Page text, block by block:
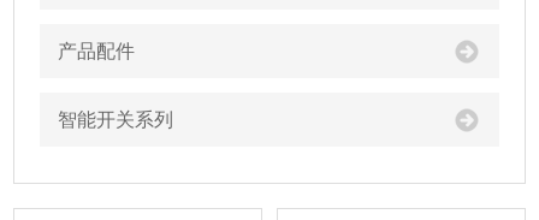
产品配件
智能开关系列